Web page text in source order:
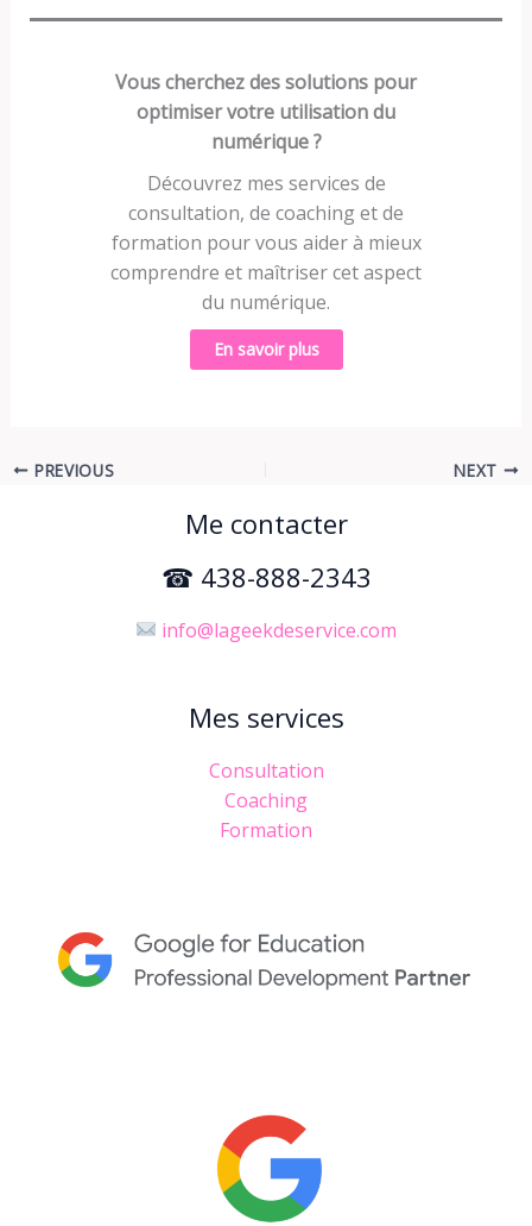
Vous cherchez des solutions pour
optimiser votre utilisation du
numérique ?
Découvrez mes services de
consultation, de coaching et de
formation pour vous aider à mieux
comprendre et maîtriser cet aspect
du numérique.
En savoir plus
PREVIOUS NEXT
Me contacter
☎ 438-888-2343
info@lageekdeservice.com
Mes services
Consultation
Coaching
Formation